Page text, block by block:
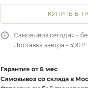
КУПИТЬ В 1
Самовывоз сегодня -
Доставка завтра - 390 ₽
Гарантия от 6 мес
Самовывоз со склада в